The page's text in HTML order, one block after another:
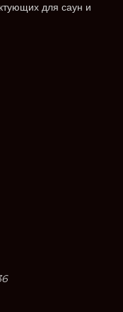
для саун и